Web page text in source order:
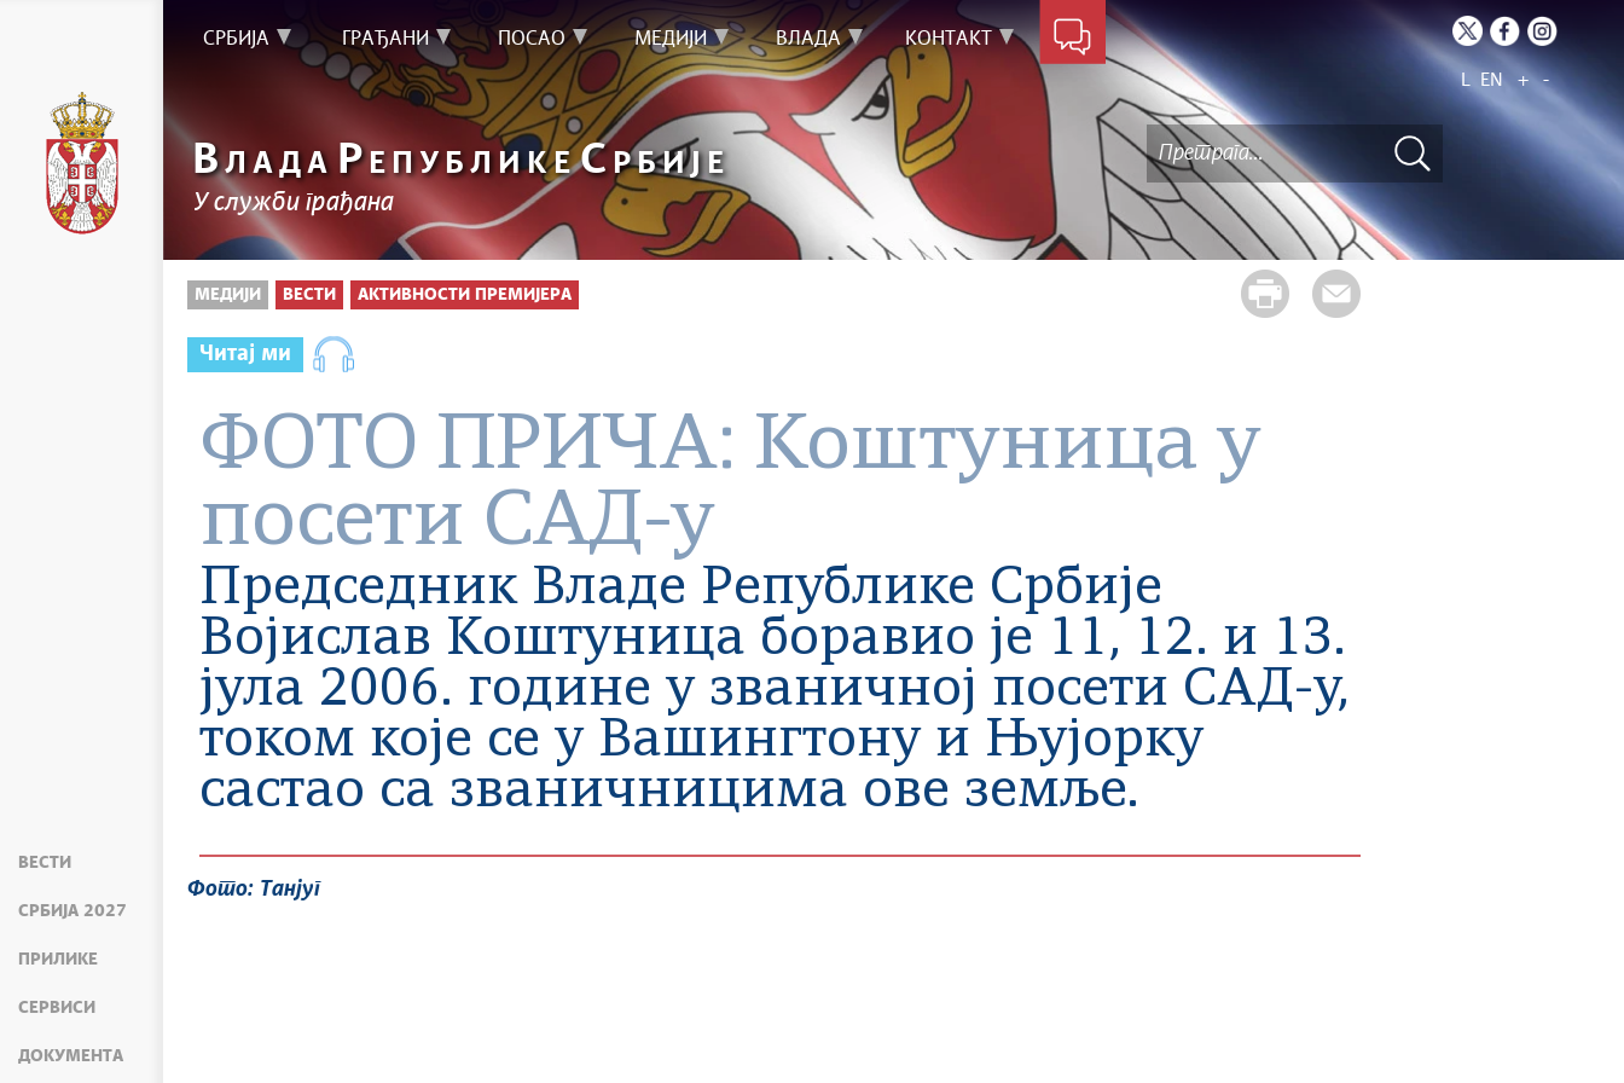
ВЕСТИ
СРБИЈА 2027
ПРИЛИКЕ
СЕРВИСИ
ДОКУМЕНТА
СРБИЈА ГРАЂАНИ ПОСАО МЕДИЈИ ВЛАДА КОНТАКТ
L EN + -
ВЛАДА Р ЕПУБЛИКЕС РБИЈЕ
У служби грађана
МЕДИЈИ ВЕСТИ АКТИВНОСТИ ПРЕМИЈЕРА
Читај ми
ФОТО ПРИЧА: Коштуница у
посети САД-у
Председник Владе Републике Србије
Војислав Коштуница боравио је 11, 12. и 13.
јула 2006. године у званичној посети САД-у,
током које се у Вашингтону и Њујорку
састао са званичницима ове земље.
Фото: Танјуг